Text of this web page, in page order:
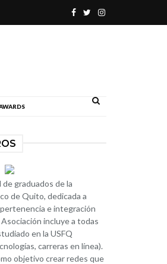
graduados de la
de Quito, dedicada a
e integración
incluye a todas
en la USFQ
carreras en línea).
objetivo crear redes que